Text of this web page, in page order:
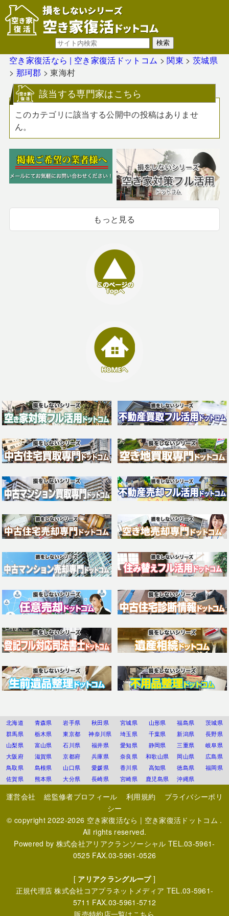
空き家復活なら | 空き家復活ドットコム >関東 > 茨城県
> 那珂郡 >東海村
該当する専門家はこちら
このカテゴリに該当する公開中の投稿はありませ
ん。
もっと見る
北海道 青森県 岩手県 秋田県 宮城県 山形県 福島県
茨城県
群馬県
栃木県 東京都 神奈川県 埼玉県 千葉県 新潟県
長野県
山梨県
富山県 石川県 福井県 愛知県 静岡県 三重県
岐阜県
大阪府
滋賀県 京都府 兵庫県 奈良県 和歌山県 岡山県
広島県
鳥取県
島根県 山口県 愛媛県 香川県 高知県 徳島県
福岡県
佐賀県
熊本県 大分県 長崎県 宮崎県 鹿児島県 沖縄県
運営会社 総監修者プロフィール 利用規約
プライバシーポリ
シー
© copyright 2022-2026 空き家復活なら | 空き家復活ドットコム .
All rights reserved.
Powered by 株式会社アリアクランソーシャル TEL.03-5961-
0525 FAX.03-5961-0526
[ アリアクラングループ]
正規代理店株式会社コアプラネットメディア TEL.03-5961-
5711 FAX.03-5961-5712
販売特約店一覧はこちら